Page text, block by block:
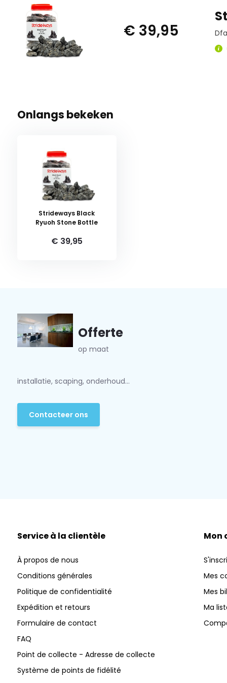
€ 39,95
Onlangs bekeken
Strideways Black
Ryuoh Stone Bottle
€ 39,95
Offerte
op maat
installatie, scaping, onderhoud...
Contacteer ons
Service à la clientèle
À propos de nous
Conditions générales
Politique de confidentialité
Expédition et retours
Formulaire de contact
FAQ
Point de collecte - Adresse de collecte
Système de points de fidélité
Mon
Mes
Mes
Ma